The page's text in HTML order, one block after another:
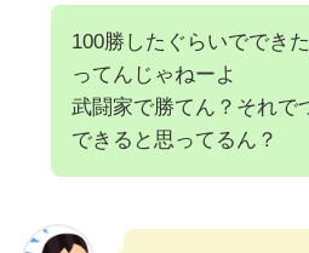
100勝したぐらいででき
ってんじゃねーよ
武闘家で勝てん？それで
できると思ってるん？